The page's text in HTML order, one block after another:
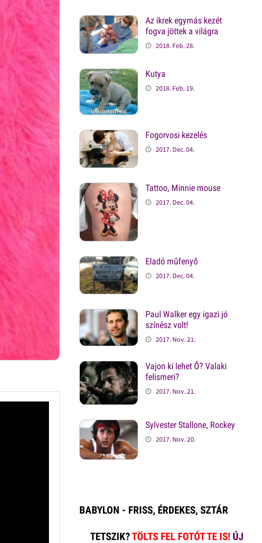
Az ikrek egymás kezét
fogva jöttek a világra
2018. Feb. 28.
Kutya
2018. Feb. 19.
Fogorvosi kezelés
2017. Dec. 04.
Tattoo, Minnie mouse
2017. Dec. 04.
Eladó műfenyő
2017. Dec. 04.
Paul Walker egy igazi jó
színész volt!
2017. Nov. 21.
Vajon ki lehet Ő? Valaki
felismeri?
2017. Nov. 21.
Sylvester Stallone, Rockey
2017. Nov. 20.
BABYLON - FRISS, ÉRDEKES, SZTÁR
TETSZIK?TÖLTS FEL FOTÓT TE IS! ÚJ